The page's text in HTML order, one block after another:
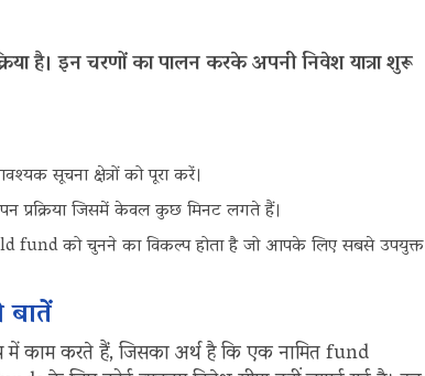
है। इन चरणों का पालन करके अपनी निवेश यात्रा शुरू
सूचना क्षेत्रों को पूरा करें।
प्रक्रिया जिसमें केवल कुछ मिनट लगते हैं।
fund को चुनने का विकल्प होता है जो आपके लिए सबसे उपयुक्त
करते हैं, जिसका अर्थ है कि एक नामित fund